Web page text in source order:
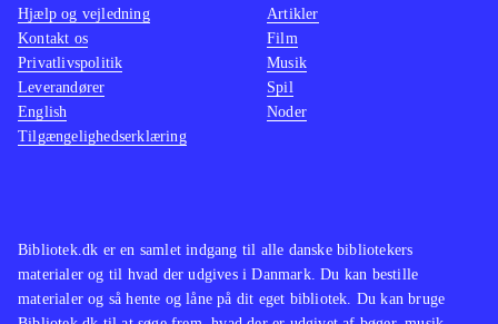
Bibliotek.dk er en samlet indgang til alle danske bibliotekers
materialer og til hvad der udgives i Danmark. Du kan bestille
materialer og så hente og låne på dit eget bibliotek. Du kan bruge
Hjælp og vejledning
Kontakt os
Privatlivspolitik
Leverandører
English
Tilgængelighedserklæring
Artikler
Film
Musik
Spil
Noder